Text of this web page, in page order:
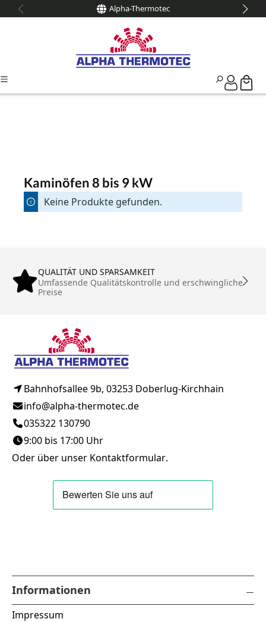
springen Alpha-Thermotec
Kaminöfen 8 bis 9 kW
Keine Produkte gefunden.
QUALITÄT UND SPARSAMKEIT
Umfassende Qualitätskontrolle und erschwingliche
Preise
Bahnhofsallee 9b, 03253 Doberlug-Kirchhain
info@alpha-thermotec.de
035322 130790
9:00 bis 17:00 Uhr
Oder über unser Kontaktformular.
Informationen
Impressum